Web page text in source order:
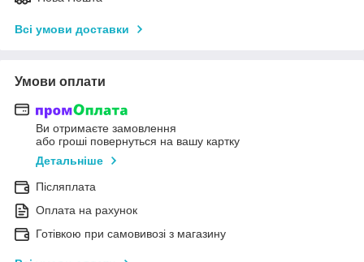
Всі умови доставки
Умови оплати
Ви отримаєте замовлення
або гроші повернуться на вашу картку
Детальніше
Післяплата
Оплата на рахунок
Готівкою при самовивозі з магазину